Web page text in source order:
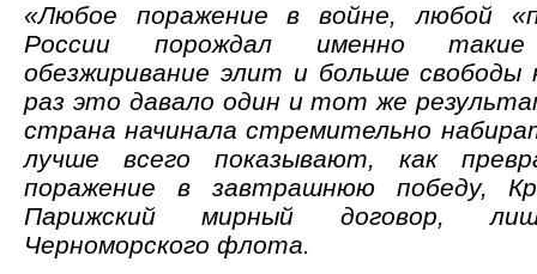
«Любое поражение в войне, любой
России порождал именно
обезжиривание элит и больше свободы
раз это давало один и тот же
страна начинала стремительно
лучше всего показывают, как
поражение в завтрашнюю победу,
Парижский мирный договор,
Черноморского флота.